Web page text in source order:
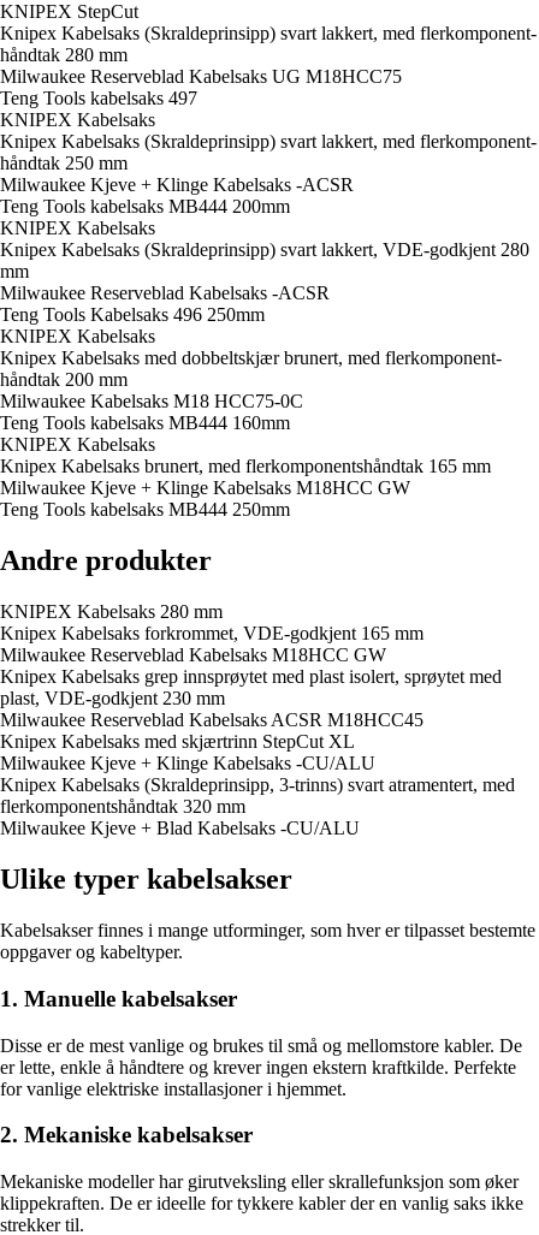
KNIPEX StepCut
Knipex Kabelsaks (Skraldeprinsipp) svart lakkert, med flerkomponent-
håndtak 280 mm
Milwaukee Reserveblad Kabelsaks UG M18HCC75
Teng Tools kabelsaks 497
KNIPEX Kabelsaks
Knipex Kabelsaks (Skraldeprinsipp) svart lakkert, med flerkomponent-
håndtak 250 mm
Milwaukee Kjeve + Klinge Kabelsaks -ACSR
Teng Tools kabelsaks MB444 200mm
KNIPEX Kabelsaks
Knipex Kabelsaks (Skraldeprinsipp) svart lakkert, VDE-godkjent 280
mm
Milwaukee Reserveblad Kabelsaks -ACSR
Teng Tools Kabelsaks 496 250mm
KNIPEX Kabelsaks
Knipex Kabelsaks med dobbeltskjær brunert, med flerkomponent-
håndtak 200 mm
Milwaukee Kabelsaks M18 HCC75-0C
Teng Tools kabelsaks MB444 160mm
KNIPEX Kabelsaks
Knipex Kabelsaks brunert, med flerkomponentshåndtak 165 mm
Milwaukee Kjeve + Klinge Kabelsaks M18HCC GW
Teng Tools kabelsaks MB444 250mm
Andre produkter
KNIPEX Kabelsaks 280 mm
Knipex Kabelsaks forkrommet, VDE-godkjent 165 mm
Milwaukee Reserveblad Kabelsaks M18HCC GW
Knipex Kabelsaks grep innsprøytet med plast isolert, sprøytet med
plast, VDE-godkjent 230 mm
Milwaukee Reserveblad Kabelsaks ACSR M18HCC45
Knipex Kabelsaks med skjærtrinn StepCut XL
Milwaukee Kjeve + Klinge Kabelsaks -CU/ALU
Knipex Kabelsaks (Skraldeprinsipp, 3-trinns) svart atramentert, med
flerkomponentshåndtak 320 mm
Milwaukee Kjeve + Blad Kabelsaks -CU/ALU
Ulike typer kabelsakser
Kabelsakser finnes i mange utforminger, som hver er tilpasset bestemte
oppgaver og kabeltyper.
1. Manuelle kabelsakser
Disse er de mest vanlige og brukes til små og mellomstore kabler. De
er lette, enkle å håndtere og krever ingen ekstern kraftkilde. Perfekte
for vanlige elektriske installasjoner i hjemmet.
2. Mekaniske kabelsakser
Mekaniske modeller har girutveksling eller skrallefunksjon som øker
klippekraften. De er ideelle for tykkere kabler der en vanlig saks ikke
strekker til.